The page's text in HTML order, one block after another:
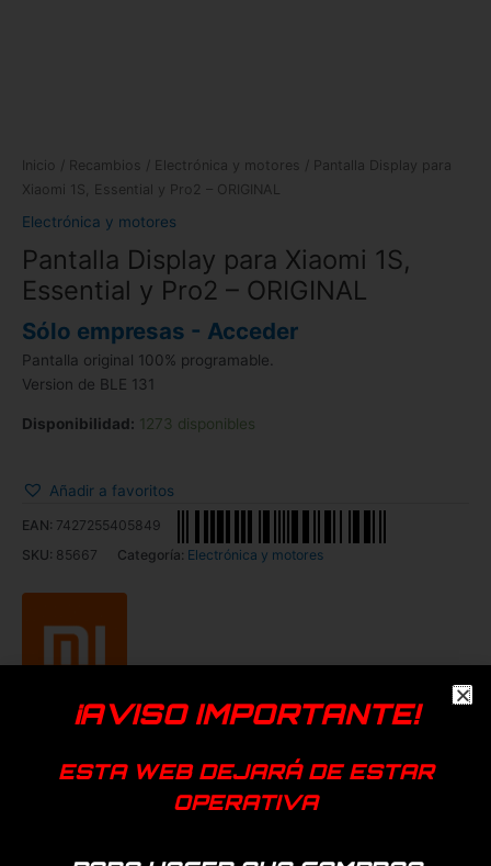
Inicio / Recambios / Electrónica y motores / Pantalla Display para
Xiaomi 1S, Essential y Pro2 – ORIGINAL
Electrónica y motores
Pantalla Display para Xiaomi 1S,
Essential y Pro2 – ORIGINAL
Sólo empresas - Acceder
Pantalla original 100% programable.
Version de BLE 131
Disponibilidad: 1273 disponibles
Añadir a favoritos
EAN: 7427255405849
SKU: 85667 Categoría: Electrónica y motores
¡AVISO IMPORTANTE!
ESTA WEB DEJARÁ DE ESTAR
OPERATIVA